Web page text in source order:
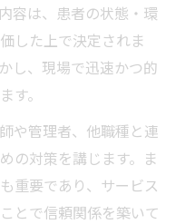
容は、患者の状態・環
した上で決定されま
し、現場で迅速かつ的
す。
や管理者、他職種と連
の対策を講じます。ま
重要であり、サービス
とで信頼関係を築いて